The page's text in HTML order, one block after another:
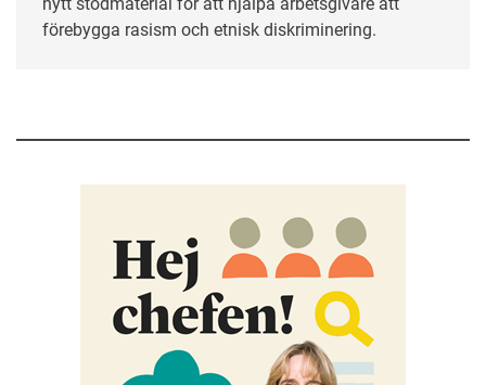
nytt stödmaterial för att hjälpa arbetsgivare att
förebygga rasism och etnisk diskriminering.